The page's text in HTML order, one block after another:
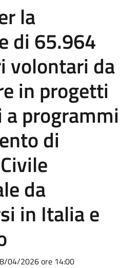
la
di 65.964
volontari da
in progetti
programmi
di
da
in Italia e
04/2026 ore 14:00